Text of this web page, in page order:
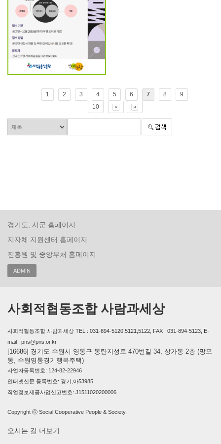
1 2 3 4 5 6 7 8
9
10
경기도, 시군 홈페이지
지자체 지원센터 홈페이지
진흥원 및 중앙부처 홈페이지
ADMIN
사회적협동조합 사람과세상
사회적협동조합 사람과세상 TEL : 031-894-5120,5121,5122, FAX : 031-894-5123, E-
mail : pns@pns.or.kr
[16686] 경기도 수원시 영통구 동탄지성로 470번길 34, 상가동 2층 (망포
동, 수원영통경기행복주택)
사업자등록번호: 124-82-22946
인터넷신문 등록번호: 경기,아53985
직업정보제공사업신고번호: J1511020200006
Copyright ⓒ Social Cooperative People & Society.
오시는 길 더보기